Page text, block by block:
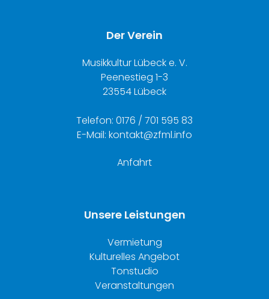
Der Verein
Musikkultur Lübeck e. V.
Peenestieg 1-3
23554 Lübeck
Telefon: 0176 / 701 595 83
E-Mail: kontakt@zfml.info
Anfahrt
Unsere Leistungen
Vermietung
Kulturelles Angebot
Tonstudio
Veranstaltungen